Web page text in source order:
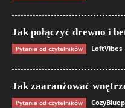
Jak połączyć drewno i
Pytania od czytelników LoftVibes
Jak zaaranżować
Pytania od czytelników